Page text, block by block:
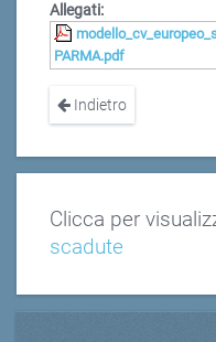
Allegati:
PARMA.pdf
Indietro
Clicca per
scadute